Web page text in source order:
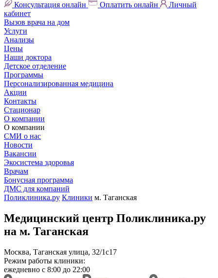
Консультация онлайн Оплатить онлайн
Личный
кабинет
Вызов врача на дом
Услуги
Анализы
Цены
Наши доктора
Детское отделение
Программы
Персонализированная медицина
Акции
Контакты
Стационар
О компании
О компании
СМИ о нас
Новости
Вакансии
Экосистема здоровья
Врачам
Бонусная программа
ДМС для компаний
Поликлиника.ру Клиники м. Таганская
Медицинский центр Поликлиника.ру
на м. Таганская
Москва, Таганская улица, 32/1с17
Режим работы клиники:
ежедневно с 8:00 до 22:00